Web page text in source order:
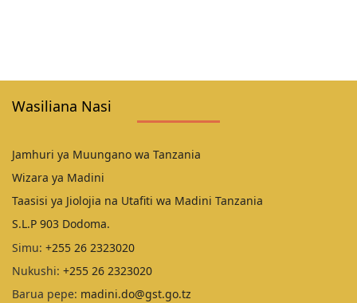
Wasiliana Nasi
Jamhuri ya Muungano wa Tanzania
Wizara ya Madini
Taasisi ya Jiolojia na Utafiti wa Madini Tanzania
S.L.P 903 Dodoma.
Simu: +255 26 2323020
Nukushi: +255 26 2323020
Barua pepe: madini.do@gst.go.tz